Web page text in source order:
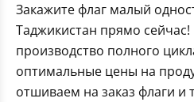
Закажите флаг малый
Таджикистан прямо
производство полного
оптимальные цены на
отшиваем на заказ флаги и